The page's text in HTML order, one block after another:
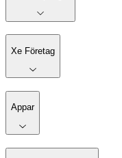
Xe Företag
Appar